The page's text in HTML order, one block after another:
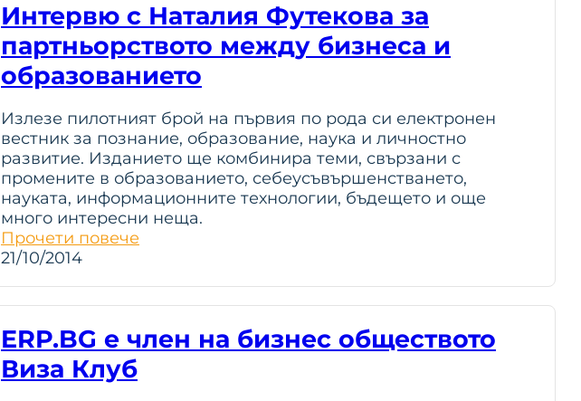
Интервю с Наталия Футекова за
партньорството между бизнеса и
образованието
Излезе пилотният брой на първия по рода си електронен
вестник за познание, образование, наука и личностно
развитие. Изданието ще комбинира теми, свързани с
промените в образованието, себеусъвършенстването,
науката, информационните технологии, бъдещето и още
много интересни неща.
Прочети повече
21/10/2014
ERP.BG е член на бизнес обществото
Виза Клуб